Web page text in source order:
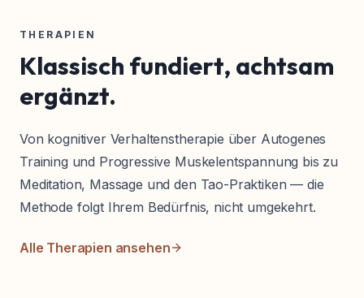
THERAPIEN
Klassisch fundiert, achtsam
ergänzt.
Von kognitiver Verhaltenstherapie über Autogenes
Training und Progressive Muskelentspannung bis zu
Meditation, Massage und den Tao-Praktiken — die
Methode folgt Ihrem Bedürfnis, nicht umgekehrt.
Alle Therapien ansehen